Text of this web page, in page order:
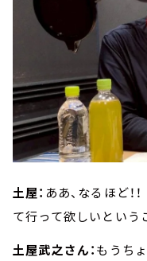
土屋： ああ、なるほど
て行って欲しいという
土屋武之さん：もうち